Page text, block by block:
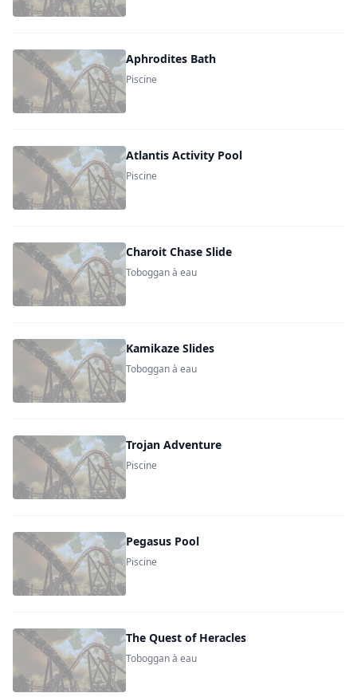
Aphrodites Bath
Piscine
Atlantis Activity Pool
Piscine
Charoit Chase Slide
Toboggan à eau
Kamikaze Slides
Toboggan à eau
Trojan Adventure
Piscine
Pegasus Pool
Piscine
The Quest of Heracles
Toboggan à eau